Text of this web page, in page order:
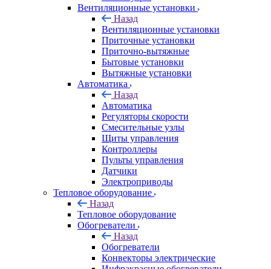
Вентиляционные установки
Назад
Вентиляционные установки
Приточные установки
Приточно-вытяжные
Бытовые установки
Вытяжные установки
Автоматика
Назад
Автоматика
Регуляторы скорости
Смесительные узлы
Щиты управления
Контроллеры
Пульты управления
Датчики
Электроприводы
Тепловое оборудование
Назад
Тепловое оборудование
Обогреватели
Назад
Обогреватели
Конвекторы электрические